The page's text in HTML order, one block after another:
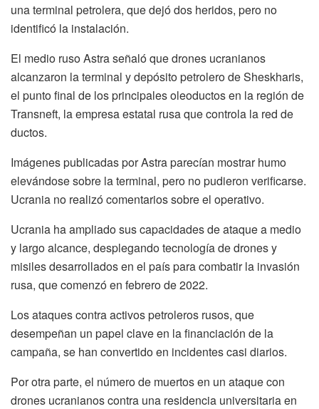
una terminal petrolera, que dejó dos heridos, pero no
identificó la instalación.
El medio ruso Astra señaló que drones ucranianos
alcanzaron la terminal y depósito petrolero de Sheskharis,
el punto final de los principales oleoductos en la región de
Transneft, la empresa estatal rusa que controla la red de
ductos.
Imágenes publicadas por Astra parecían mostrar humo
elevándose sobre la terminal, pero no pudieron verificarse.
Ucrania no realizó comentarios sobre el operativo.
Ucrania ha ampliado sus capacidades de ataque a medio
y largo alcance, desplegando tecnología de drones y
misiles desarrollados en el país para combatir la invasión
rusa, que comenzó en febrero de 2022.
Los ataques contra activos petroleros rusos, que
desempeñan un papel clave en la financiación de la
campaña, se han convertido en incidentes casi diarios.
Por otra parte, el número de muertos en un ataque con
drones ucranianos contra una residencia universitaria en